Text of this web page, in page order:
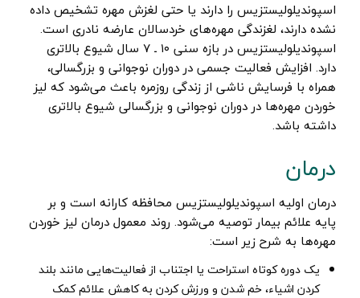
اسپوندیلولیستزیس را دارند یا حتی لغزش مهره تشخیص داده
نشده دارند، لغزندگی مهره‌های خردسالان عارضه نادری است.
اسپوندیلولیستزیس در بازه سنی ۱۰ ـ ۷ سال شیوع بالاتری
دارد. افزایش فعالیت جسمی در دوران نوجوانی و بزرگسالی،
همراه با فرسایش ناشی از زندگی روزمره باعث می‌شود که لیز
خوردن مهره‌ها در دوران نوجوانی و بزرگسالی شیوع بالاتری
داشته باشد.
‌درمان
درمان اولیه اسپوندیلولیستزیس محافظه کارانه است و بر
پایه علائم بیمار توصیه می‌شود. روند معمول درمان لیز خوردن
مهره‌ها به شرح زیر است:
یک دوره کوتاه استراحت یا اجتناب از فعالیت‌هایی مانند بلند
کردن اشیاء، خم شدن و ورزش کردن به کاهش علائم کمک